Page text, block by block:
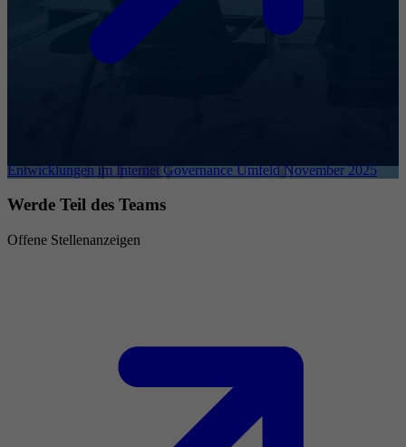
Entwicklungen im Internet Governance Umfeld November 2025
Werde Teil des Teams
Offene Stellenanzeigen